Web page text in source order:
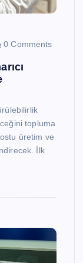
0 Comments
topluma
üretim ve
İlk